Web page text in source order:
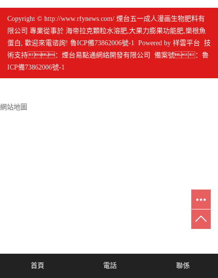
Copyright © http://www.rfynews.com/ 煙台五一成人漫画生物肥料有
限公司 專業從事於 海帝拉克顆粒水溶肥,大果力膨果功能肥,樂根魚
蛋白 , 歡迎來電谘詢! 魯ICP備73862006號-1 Powered by 祥雲平台 技
術支持： 煙台易點通網絡開發有限公司 備案號： 魯
ICP備73862006號-1
首頁 電話 聯係
網站地圖